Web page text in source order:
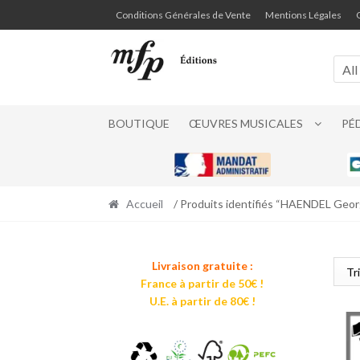
Retour
à
la
navigation
Aller
au
contenu
Conditions Générales de Vente Mentions Légales
All
BOUTIQUE ŒUVRES MUSICALES
Accueil / Produits identifiés “HAENDEL
Livraison gratuite :
France à partir de 50€ !
U.E. à partir de 80€ !